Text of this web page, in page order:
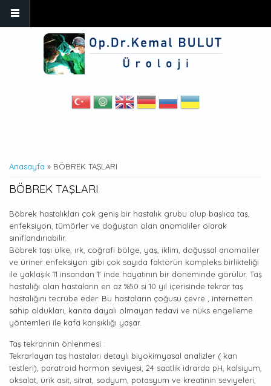
Ana içeriğe atla
BURADASINIZ
Anasayfa » BÖBREK TAŞLARI
BÖBREK TAŞLARI
Böbrek hastalıkları çok geniş bir hastalık grubu olup başlıca taş,
enfeksiyon, tümörler ve doğuştan olan anomaliler olarak
sınıflandırıabilir.
Böbrek taşı ülke, ırk, coğrafi bölge, yaş, iklim, doğuşsal anomaliler
ve üriner enfeksiyon gibi çok sayıda faktörün kompleks birlikteliği
ile yaklaşık 11 insandan 1' inde hayatının bir döneminde görülür. Taş
hastalığı olan hastaların en az %50 si 10 yıl içerisinde tekrar taş
hastalığını tecrübe eder. Bu hastaların çoğusu çevre , internetten
sahip oldukları, kanıta dayalı olmayan tedavi ve nüks engelleme
yöntemleri ile kafa karışıklığı yaşar.
Taş tekrarının önlenmesi :
Tekrarlayan taş hastaları detaylı biyokimyasal analizler ( kan
testleri), paratroid hormon seviyesi, 24 saatlik idrarda pH, kalsiyum,
oksalat, ürik asit, sitrat, sodyum, potasyum ve kreatinin seviyeleri,